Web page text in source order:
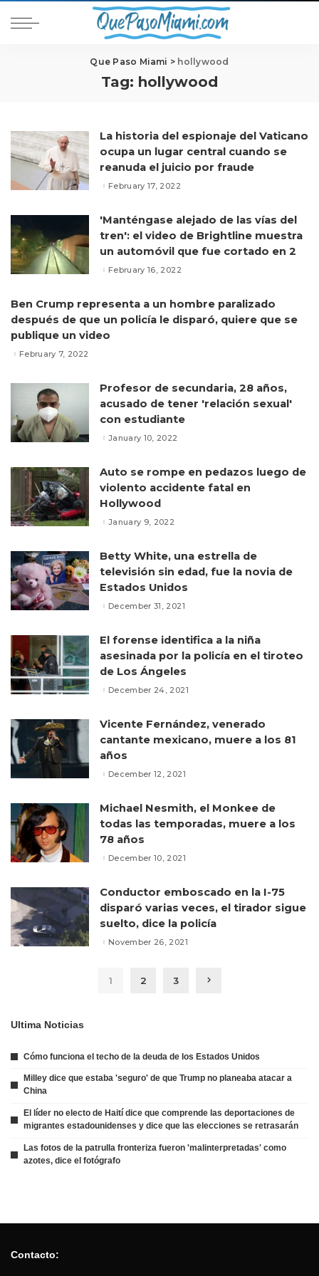
Que Paso Miami > hollywood
Tag: hollywood
La historia del espionaje del Vaticano
ocupa un lugar central cuando se
reanuda el juicio por fraude
February 17, 2022
'Manténgase alejado de las vías del
tren': el video de Brightline muestra
un automóvil que fue cortado en 2
February 16, 2022
Ben Crump representa a un hombre paralizado
después de que un policía le disparó, quiere que se
publique un video
February 7, 2022
Profesor de secundaria, 28 años,
acusado de tener 'relación sexual'
con estudiante
January 10, 2022
Auto se rompe en pedazos luego de
violento accidente fatal en
Hollywood
January 9, 2022
Betty White, una estrella de
televisión sin edad, fue la novia de
Estados Unidos
December 31, 2021
El forense identifica a la niña
asesinada por la policía en el tiroteo
de Los Ángeles
December 24, 2021
Vicente Fernández, venerado
cantante mexicano, muere a los 81
años
December 12, 2021
Michael Nesmith, el Monkee de
todas las temporadas, muere a los
78 años
December 10, 2021
Conductor emboscado en la I-75
disparó varias veces, el tirador sigue
suelto, dice la policía
November 26, 2021
1 2 3
Ultima Noticias
Cómo funciona el techo de la deuda de los Estados Unidos
Milley dice que estaba 'seguro' de que Trump no planeaba atacar a
China
El líder no electo de Haití dice que comprende las deportaciones de
migrantes estadounidenses y dice que las elecciones se retrasarán
Las fotos de la patrulla fronteriza fueron 'malinterpretadas' como
azotes, dice el fotógrafo
Contacto: